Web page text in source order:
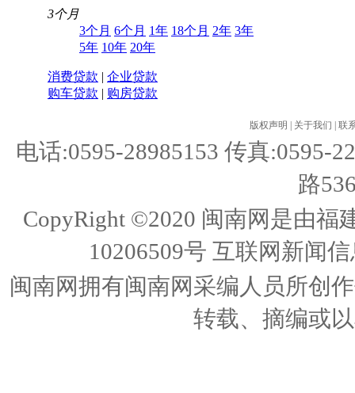
3个月
3个月 6个月 1年 18个月 2年 3年
5年 10年 20年
消费贷款 | 企业贷款
购车贷款 | 购房贷款
版权声明 | 关于我们 | 联
电话:0595-28985153 传真:0595-
路
CopyRight ©2020 闽南网是由
10206509号 互联网新闻
闽南网拥有闽南网采编人员所创
转载、摘编或